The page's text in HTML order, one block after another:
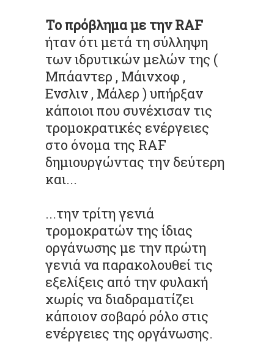
Το πρόβλημα με την RAF
ήταν ότι μετά τη σύλληψη
των ιδρυτικών μελών της (
Μπάαντερ , Μάινχοφ ,
Ενσλιν , Μάλερ ) υπήρξαν
κάποιοι που συνέχισαν τις
τρομοκρατικές ενέργειες
στο όνομα της RAF
δημιουργώντας την δεύτερη
και...
...την τρίτη γενιά
τρομοκρατών της ίδιας
οργάνωσης με την πρώτη
γενιά να παρακολουθεί τις
εξελίξεις από την φυλακή
χωρίς να διαδραματίζει
κάποιον σοβαρό ρόλο στις
ενέργειες της οργάνωσης.